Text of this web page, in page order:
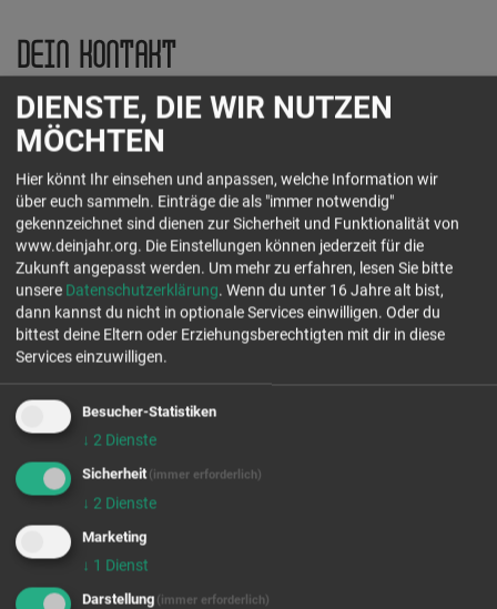
DEIN KONTAKT
Neues Land e.V.
Steintorfeldstr. 11
Tel.: 0157 80493047 / 0511-65580539
www.neuesland.de
Jetzt Kontakt aufnehmen
Stelle ab 18!
freie Plätze Jahrgang 27/28
Stellenanzahl 3
EINSATZFELDER
DIENSTE, DIE WIR NUTZEN
MÖCHTEN
Hier könnt Ihr einsehen und anpassen, welche Information wir
über euch sammeln. Einträge die als "immer notwendig"
gekennzeichnet sind dienen zur Sicherheit und Funktionalität von
www.deinjahr.org. Die Einstellungen können jederzeit für die
Zukunft angepasst werden. Um mehr zu erfahren, lesen Sie bitte
unsere Datenschutzerklärung. Wenn du unter 16 Jahre alt bist,
dann kannst du nicht in optionale Services einwilligen. Oder du
bittest deine Eltern oder Erziehungsberechtigten mit dir in diese
Services einzuwilligen.
Besucher-Statistiken
↓ 2 Dienste
Sicherheit (immer erforderlich)
↓ 2 Dienste
Marketing
↓ 1 Dienst
Darstellung (immer erforderlich)